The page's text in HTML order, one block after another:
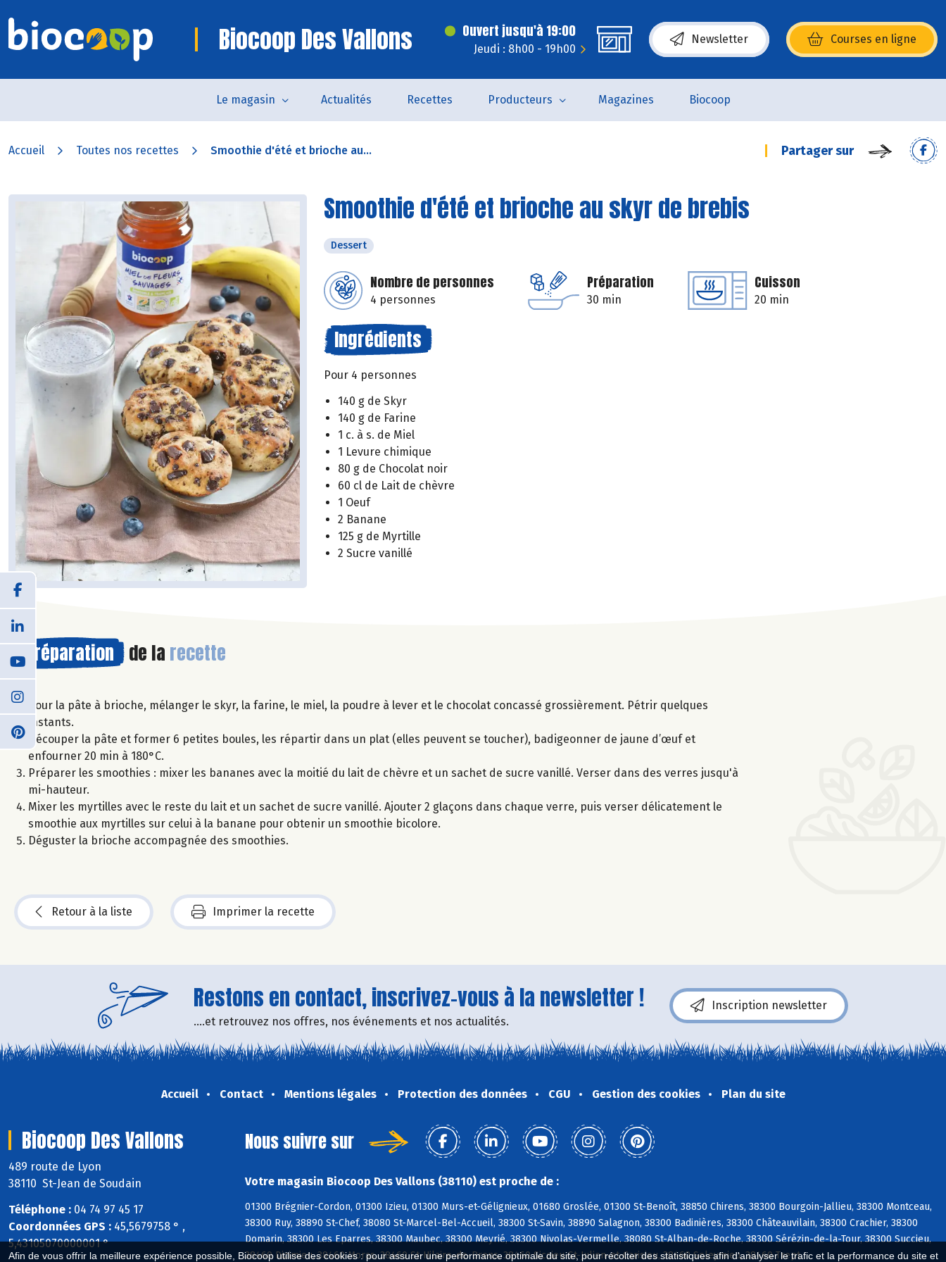
Afin de vous offrir la meilleure expérience possible, Biocoop utilise des cookies : pour assurer une performance optimale du site, pour récolter des statistiques afin d'analyser le trafic et la performance du site et
Biocoop Des Vallons Ouvert jusqu'à 19:00
Jeudi : 8h00 - 19h00
Newsletter Courses en ligne
(s’ouvre dans une nouvelle fenêtre)
Le magasin Actualités Recettes Producteurs Magazines Biocoop
Accueil Toutes nos recettes Smoothie d'été et brioche au... Partager sur
Smoothie d'été et brioche au skyr de brebis
Dessert
Nombre de personnes
4 personnes
Préparation
30 min
Cuisson
20 min
Ingrédients
Pour 4 personnes
140 g de Skyr
140 g de Farine
1 c. à s. de Miel
1 Levure chimique
80 g de Chocolat noir
60 cl de Lait de chèvre
1 Oeuf
2 Banane
125 g de Myrtille
2 Sucre vanillé
Préparation de la recette
Pour la pâte à brioche, mélanger le skyr, la farine, le miel, la poudre à lever et le chocolat concassé grossièrement. Pétrir quelques
instants.
Découper la pâte et former 6 petites boules, les répartir dans un plat (elles peuvent se toucher), badigeonner de jaune d’œuf et
enfourner 20 min à 180°C.
Préparer les smoothies : mixer les bananes avec la moitié du lait de chèvre et un sachet de sucre vanillé. Verser dans des verres jusqu'à
mi-hauteur.
Mixer les myrtilles avec le reste du lait et un sachet de sucre vanillé. Ajouter 2 glaçons dans chaque verre, puis verser délicatement le
smoothie aux myrtilles sur celui à la banane pour obtenir un smoothie bicolore.
Déguster la brioche accompagnée des smoothies.
Retour à la liste Imprimer la recette
Restons en contact, inscrivez-vous à la newsletter !
....et retrouvez nos offres, nos événements et nos actualités.
Inscription newsletter
Accueil Contact Mentions légales Protection des données CGU Gestion des cookies Plan du site
Biocoop Des Vallons
489 route de Lyon
38110 St-Jean de Soudain
Téléphone : 04 74 97 45 17
Coordonnées GPS : 45,5679758 ° ,
5,43105070000001 °
Nous suivre sur
Votre magasin Biocoop Des Vallons (38110) est proche de :
01300 Brégnier-Cordon, 01300 Izieu, 01300 Murs-et-Gélignieux, 01680 Groslée, 01300 St-Benoît, 38850 Chirens, 38300 Bourgoin-Jallieu, 38300 Montceau,
38300 Ruy, 38890 St-Chef, 38080 St-Marcel-Bel-Accueil, 38300 St-Savin, 38890 Salagnon, 38300 Badinières, 38300 Châteauvilain, 38300 Crachier, 38300
Domarin, 38300 Les Eparres, 38300 Maubec, 38300 Meyrié, 38300 Nivolas-Vermelle, 38080 St-Alban-de-Roche, 38300 Sérézin-de-la-Tour, 38300 Succieu,
38460 Dizimieu, 38460 Moras, 38460 St-Hilaire-de-Brens, 38460 Siccieu-St-Julien-et-Carisieu, 38460 Soleymieu, 38460 Trept